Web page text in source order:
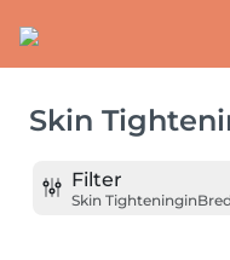
Skin
Filter
Skin Tighteningin